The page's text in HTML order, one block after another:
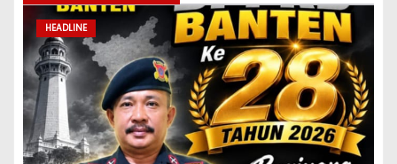
HEADLINE